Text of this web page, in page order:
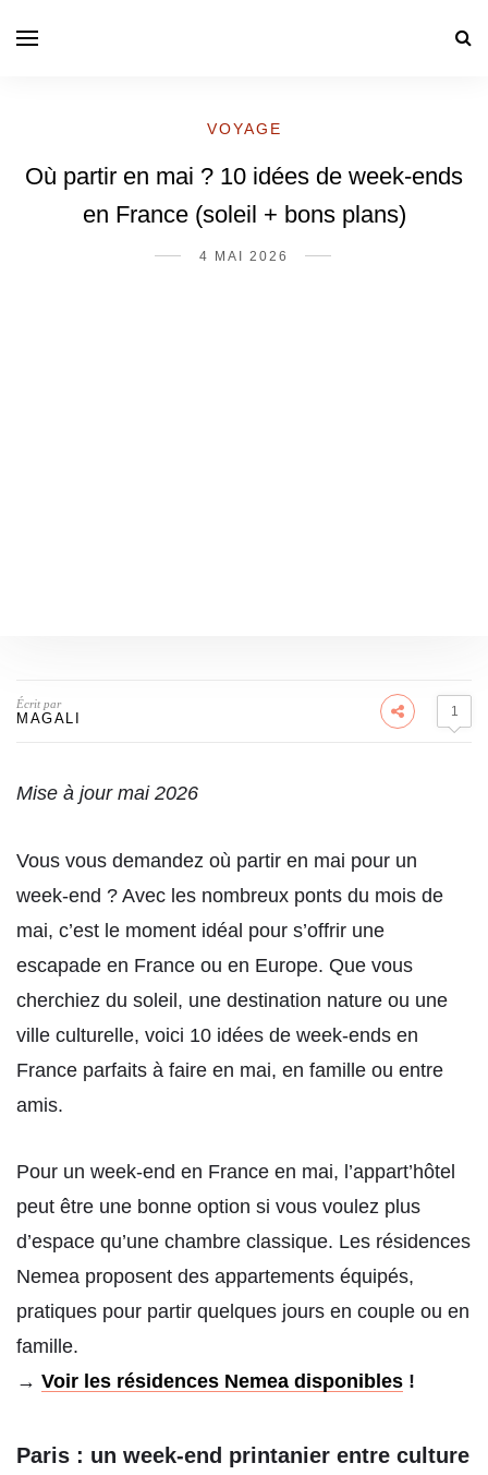
VOYAGE
Où partir en mai ? 10 idées de week-ends
en France (soleil + bons plans)
4 MAI 2026
Écrit par
MAGALI 1
Mise à jour mai 2026
Vous vous demandez où partir en mai pour un
week-end ? Avec les nombreux ponts du mois de
mai, c’est le moment idéal pour s’offrir une
escapade en France ou en Europe. Que vous
cherchiez du soleil, une destination nature ou une
ville culturelle, voici 10 idées de week-ends en
France parfaits à faire en mai, en famille ou entre
amis.
Pour un week-end en France en mai, l’appart’hôtel
peut être une bonne option si vous voulez plus
d’espace qu’une chambre classique. Les résidences
Nemea proposent des appartements équipés,
pratiques pour partir quelques jours en couple ou en
famille.
→ Voir les résidences Nemea disponibles !
Paris : un week-end printanier entre culture